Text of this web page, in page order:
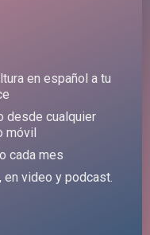
en español a tu
desde cualquier
móvil
cada mes
video y podcast.